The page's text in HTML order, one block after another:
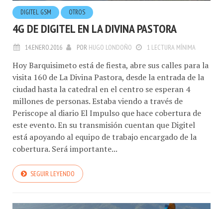
DIGITEL GSM OTROS
4G DE DIGITEL EN LA DIVINA PASTORA
14.ENERO.2016 POR HUGO LONDOÑO 1 LECTURA MÍNIMA
Hoy Barquisimeto está de fiesta, abre sus calles para la
visita 160 de La Divina Pastora, desde la entrada de la
ciudad hasta la catedral en el centro se esperan 4
millones de personas. Estaba viendo a través de
Periscope al diario El Impulso que hace cobertura de
este evento. En su transmisión cuentan que Digitel
está apoyando al equipo de trabajo encargado de la
cobertura. Será importante...
SEGUIR LEYENDO